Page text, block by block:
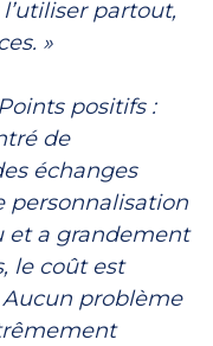
partout,
»
positifs :
de
échanges
personnalisation
et a grandement
le coût est
problème